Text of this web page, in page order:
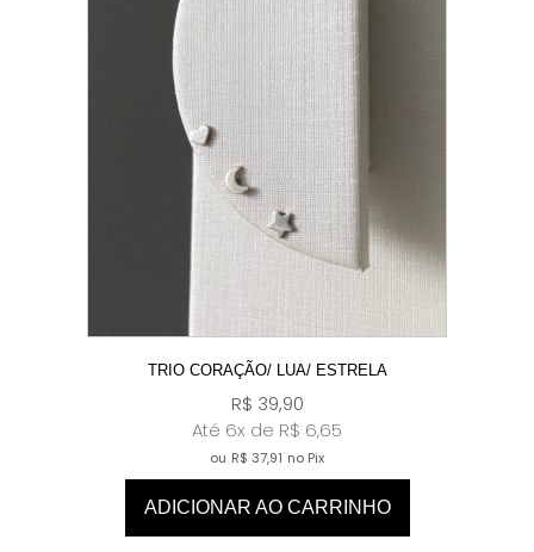
TRIO CORAÇÃO/ LUA/ ESTRELA
R$ 39,90
Até 6x de R$ 6,65
ou R$ 37,91 no Pix
ADICIONAR AO CARRINHO